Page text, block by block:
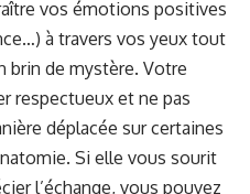
vos émotions positives
à travers vos yeux tout
brin de mystère. Votre
respectueux et ne pas
déplacée sur certaines
Si elle vous sourit
l’échange, vous pouvez